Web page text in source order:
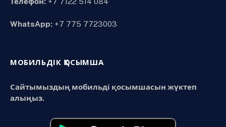
WhatsApp: +7 775 7723003
МОБИЛЬДІК ҚОСЫМША
Сайтымыздың мобильді қосымшасын жүктеп
алыңыз.